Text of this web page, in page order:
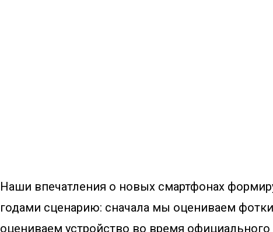
Наши впечатления о новых смартфонах
годами сценарию: сначала мы оцениваем
оцениваем устройство во время официального